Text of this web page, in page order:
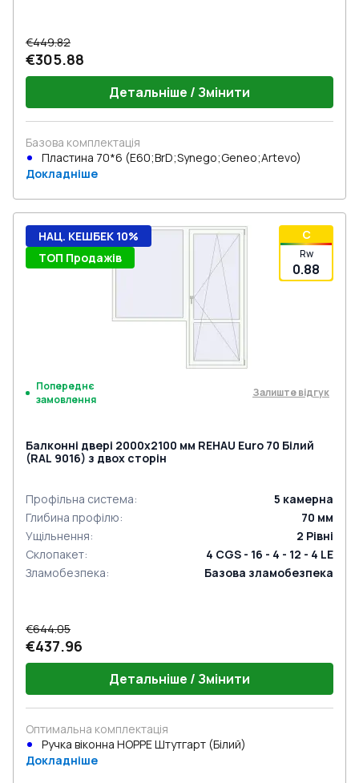
€449.82
€305.88
Детальніше / Змінити
Базова комплектація
Пластина 70*6 (E60;BrD;Synego;Geneo;Artevo)
Докладніше
C
Rw
0.88
НАЦ. КЕШБЕК 10%
ТОП Продажів
Попереднє
замовлення
Залиште відгук
Балконні двері 2000x2100 мм REHAU Euro 70 Білий
(RAL 9016) з двох сторін
Профільна система: 5 камерна
Глибина профілю: 70 мм
Ущільнення: 2 Рівні
Склопакет:
4 CGS - 16 - 4 - 12 - 4 LE
Зламобезпека: Базова зламобезпека
€644.05
€437.96
Детальніше / Змінити
Оптимальна комплектація
Ручка віконна HOPPE Штутгарт (Білий)
Докладніше